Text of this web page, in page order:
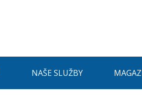
NAŠE SLUŽBY